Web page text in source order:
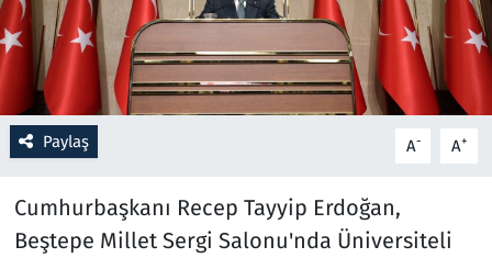
Paylaş A- A+
Cumhurbaşkanı Recep Tayyip Erdoğan,
Beştepe Millet Sergi Salonu'nda Üniversiteli
Sağlık
Savunma Sanayi
Seçim 2023
Teknoloji ve Bilim